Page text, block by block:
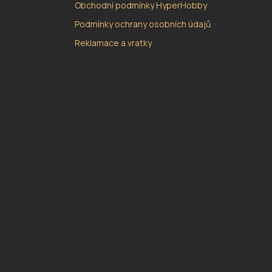
Obchodní podmínky HyperHobby
Podmínky ochrany osobních údajů
Reklamace a vratky